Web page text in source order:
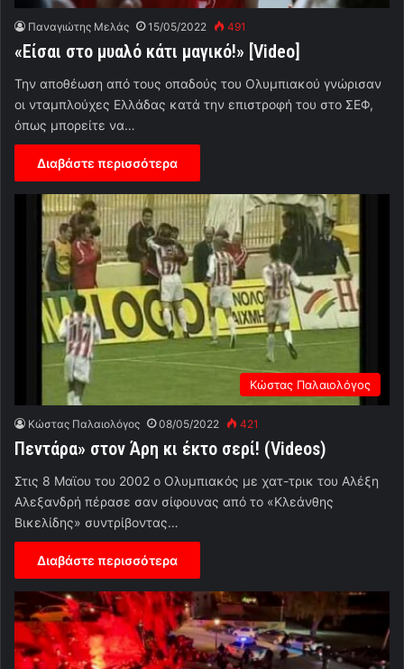
Παναγιώτης Μελάς 15/05/2022 491
«Είσαι στο μυαλό κάτι μαγικό!» [Video]
Την αποθέωση από τους οπαδούς του Ολυμπιακού γνώρισαν
οι νταμπλούχες Ελλάδας κατά την επιστροφή του στο ΣΕΦ,
όπως μπορείτε να…
Διαβάστε περισσότερα
Κώστας Παλαιολόγος
Κώστας Παλαιολόγος 08/05/2022 421
Πεντάρα» στον Άρη κι έκτο σερί! (Videos)
Στις 8 Μαϊου του 2002 ο Ολυμπιακός με χατ-τρικ του Αλέξη
Αλεξανδρή πέρασε σαν σίφουνας από το «Κλεάνθης
Βικελίδης» συντρίβοντας…
Διαβάστε περισσότερα